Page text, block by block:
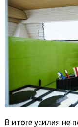
В итоге усилия